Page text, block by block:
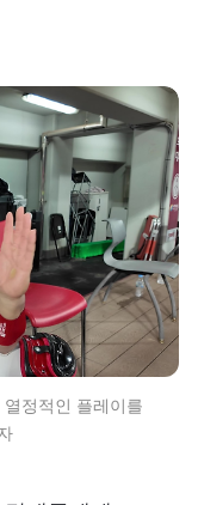
정적인 플레이를